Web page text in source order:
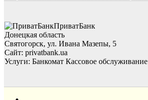
ПриватБанк
Донецкая область
Святогорск, ул. Ивана Мазепы, 5
Сайт: privatbank.ua
Услуги: Банкомат Кассовое обслуживание